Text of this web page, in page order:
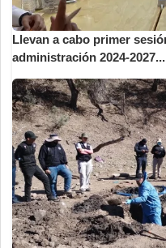
Llevan a cabo primer
administración 2024-2027...